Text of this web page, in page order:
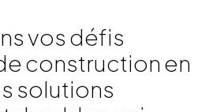
vos défis
construction en
solutions